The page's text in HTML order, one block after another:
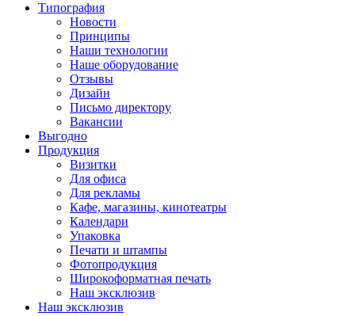
Типография
Новости
Принципы
Наши технологии
Наше оборудование
Отзывы
Дизайн
Письмо директору
Вакансии
Выгодно
Продукция
Визитки
Для офиса
Для рекламы
Кафе, магазины, кинотеатры
Календари
Упаковка
Печати и штампы
Фотопродукция
Широкоформатная печать
Наш эксклюзив
Наш эксклюзив